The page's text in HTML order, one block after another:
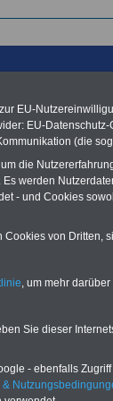
>>>weiter
mehr
Hier finden Sie
den
EU-
EU-
(die
die
werden
- und Cookies
Cookies von Dritten,
, um mehr
Sie dieser
- ebenfalls